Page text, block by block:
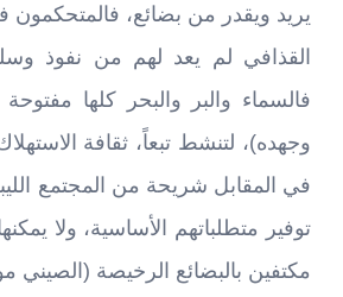
يريد ويقدر من بضائع،
القذافي لم يعد لهم من نفوذ
فالسماء والبر والبحر كلها
وجهده)، لتنشط تبعاً، ثقافة
في المقابل شريحة من المجتمع
توفير متطلباتهم الأساسية، ولا
مكتفين بالبضائع الرخيصة (الصيني